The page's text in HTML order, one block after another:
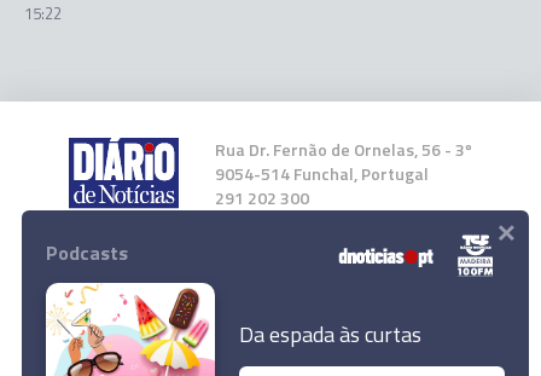
15:22
Rua Dr. Fernão de Ornelas, 56 - 3º
9054-514 Funchal, Portugal
291 202 300
Instale a nossa App
Podcasts
Da espada às curtas
×